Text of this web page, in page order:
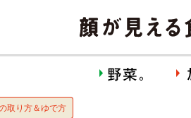
取り方＆ゆで方